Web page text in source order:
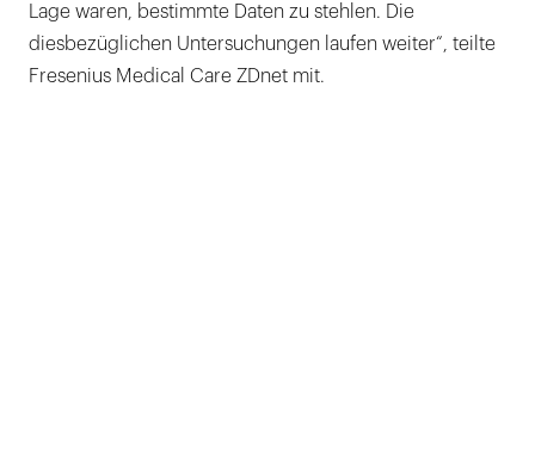
Lage waren, bestimmte Daten zu stehlen. Die
diesbezüglichen Untersuchungen laufen weiter“, teilte
Fresenius Medical Care ZDnet mit.